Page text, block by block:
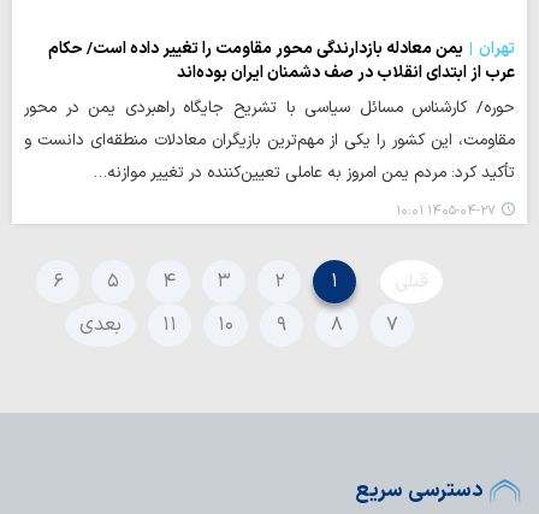
تهران
یمن معادله بازدارندگی محور مقاومت را تغییر داده است/ حکام
عرب از ابتدای انقلاب در صف دشمنان ایران بوده‌اند
حوره/ کارشناس مسائل سیاسی با تشریح جایگاه راهبردی یمن در محور
مقاومت، این کشور را یکی از مهم‌ترین بازیگران معادلات منطقه‌ای دانست و
تأکید کرد: مردم یمن امروز به عاملی تعیین‌کننده در تغییر موازنه…
۱۴۰۵-۰۴-۲۷ ۱۰:۰۱
قبلی ۱ ۲ ۳ ۴ ۵
۶
۷
۸ ۹ ۱۰ ۱۱ بعدی
دسترسی سریع